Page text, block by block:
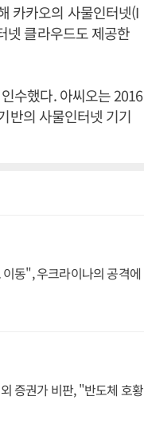
카카오의 사물인터넷(I
넷 클라우드도 제공한
수했다. 아씨오는 2016
반의 사물인터넷 기기
동", 우크라이나의 공격에
증권가 비판, "반도체 호황